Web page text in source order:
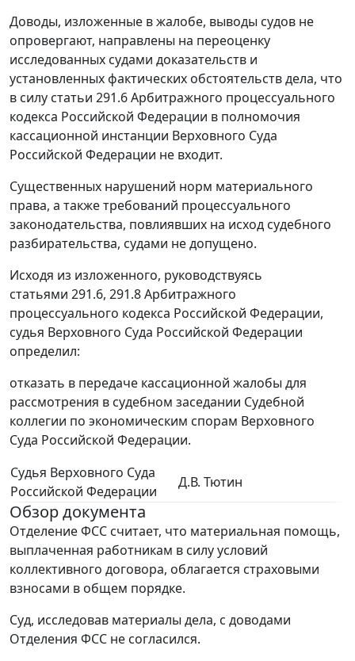
Доводы, изложенные в жалобе, выводы судов не
опровергают, направлены на переоценку
исследованных судами доказательств и
установленных фактических обстоятельств дела, что
в силу статьи 291.6 Арбитражного процессуального
кодекса Российской Федерации в полномочия
кассационной инстанции Верховного Суда
Российской Федерации не входит.
Существенных нарушений норм материального
права, а также требований процессуального
законодательства, повлиявших на исход судебного
разбирательства, судами не допущено.
Исходя из изложенного, руководствуясь
статьями 291.6, 291.8 Арбитражного
процессуального кодекса Российской Федерации,
судья Верховного Суда Российской Федерации
определил:
отказать в передаче кассационной жалобы для
рассмотрения в судебном заседании Судебной
коллегии по экономическим спорам Верховного
Суда Российской Федерации.
Судья Верховного Суда
Российской Федерации
Д.В. Тютин
Обзор документа
Отделение ФСС считает, что материальная помощь,
выплаченная работникам в силу условий
коллективного договора, облагается страховыми
взносами в общем порядке.
Суд, исследовав материалы дела, с доводами
Отделения ФСС не согласился.